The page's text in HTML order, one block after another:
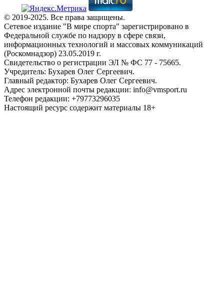
© 2019-2025. Все права защищены.
Сетевое издание "В мире спорта" зарегистрировано в
Федеральной службе по надзору в сфере связи,
информационных технологий и массовых коммуникаций
(Роскомнадзор) 23.05.2019 г.
Свидетельство о регистрации ЭЛ № ФС 77 - 75665.
Учредитель: Бухарев Олег Сергеевич.
Главный редактор: Бухарев Олег Сергеевич.
Адрес электронной почты редакции: info@vmsport.ru
Телефон редакции: +79773296035
Настоящий ресурс содержит материалы 18+